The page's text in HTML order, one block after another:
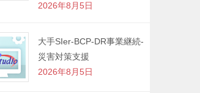
2026年8月5日
大手SIer-BCP-DR事業継続-
災害対策支援
2026年8月5日